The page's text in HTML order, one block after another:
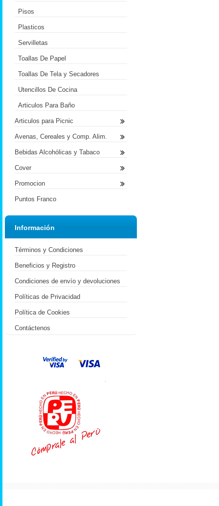
Pisos
Plasticos
Servilletas
Toallas De Papel
Toallas De Tela y Secadores
Utencillos De Cocina
Articulos Para Baño
Articulos para Picnic
Avenas, Cereales y Comp. Alim.
Bebidas Alcohólicas y Tabaco
Cover
Promocion
Puntos Franco
Información
Términos y Condiciones
Beneficios y Registro
Condiciones de envío y devoluciones
Políticas de Privacidad
Política de Cookies
Contáctenos
.